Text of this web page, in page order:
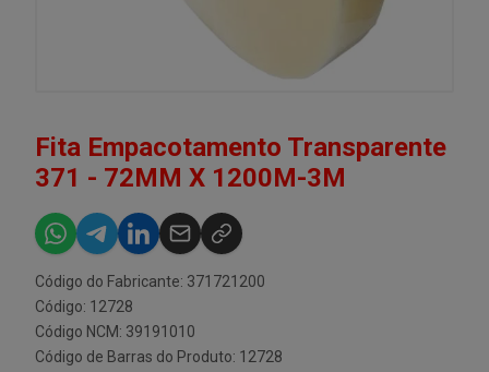
Fita Empacotamento Transparente
371 - 72MM X 1200M-3M
Código do Fabricante: 371721200
Código: 12728
Código NCM: 39191010
Código de Barras do Produto: 12728